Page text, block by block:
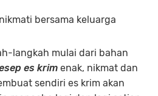
bersama keluarga
langkah mulai dari bahan
es krim enak, nikmat dan
sendiri es krim akan